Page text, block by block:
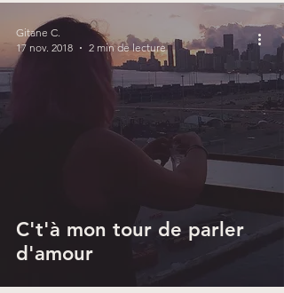
C't'à mon tour de parler
d'amour
Gitane C.
17 nov. 2018
2 min de lecture